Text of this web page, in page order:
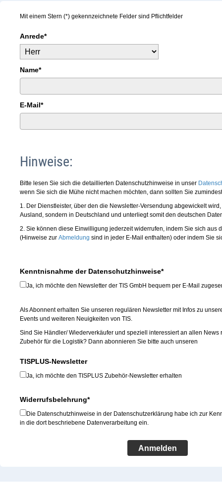
Mit einem Stern (*) gekennzeichnete Felder sind Pflichtfelder
Anrede*
Name*
E-Mail*
Hinweise:
Bitte lesen Sie sich die detaillierten Datenschutzhinweise in unser
wenn Sie sich die Mühe nicht machen möchten, dann sollten Sie
1. Der Dienstleister, über den die Newsletter-Versendung abgewickelt
Ausland, sondern in Deutschland und unterliegt somit den deutschen
2. Sie können diese Einwilligung jederzeit widerrufen, indem Sie sich aus
(Hinweise zur Abmeldung sind in jeder E-Mail enthalten) oder indem Sie
Kenntnisnahme der Datenschutzhinweise*
Ja, ich möchte den Newsletter der TIS GmbH bequem per E-Mail
Als Abonnent erhalten Sie unseren regulären Newsletter mit Infos zu
Events und weiteren Neuigkeiten von TIS.
Sind Sie Händler/ Wiederverkäufer und speziell interessiert an allen News
Zubehör für die Logistik? Dann abonnieren Sie bitte auch unseren
TISPLUS-Newsletter
Ja, ich möchte den TISPLUS Zubehör-Newsletter erhalten
Widerrufsbelehrung*
Die Datenschutzhinweise in der Datenschutzerklärung habe ich zur
in die dort beschriebene Datenverarbeitung ein.
Anmelden